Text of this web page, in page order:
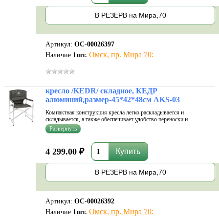
В РЕЗЕРВ на Мира,70
Артикул: ОС-00026397
Наличие 1шт. Омск, пр. Мира 70:
кресло /KEDR/ складное, КЕДР
алюминий,размер-45*42*48см AKS-03
Компактная конструкция кресла легко раскладывается и
складывается, а также обеспечивает удобство переноски и
перевозки. Удобная спинка позволяет расслабиться и не дает спине
затекать. Мягкие подлокотники позволяют комфортно лежать
4 299.00 ₽
В РЕЗЕРВ на Мира,70
Артикул: ОС-00026392
Наличие 1шт. Омск, пр. Мира 70: